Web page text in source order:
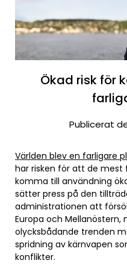
Ökad risk för
Publicerat
Världen blev en farligare
har risken för att de mest
komma till användning
sätter press på den
administrationen att
Europa och
olycksbådande trenden
spridning av kärnvapen
konflikter.